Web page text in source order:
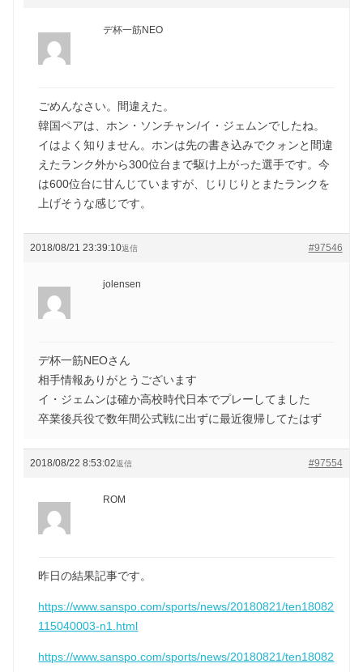
デ杯一筋NEO
ごめんなさい。間違えた。
韓国ペアは、ホン・ソンチャン/イ・ジェムンでしたね。
イはよく知りません。ホンは先の書き込みでクォンと間違
えたランク外から300位台まで駆け上がった選手です。今
は600位台に甘んじていますが、じりじりとまたランクを
上げそうな感じです。
2018/08/21 23:39:10 #97546
返信
jolensen
デ杯一筋NEOさん
相手情報ありがとうございます
イ・ジェムンは確か高校時代日本でプレーしてました
卒業後兵役で数年間公式戦に出ずに最近復帰してたはず
2018/08/22 8:53:02 #97554
返信
ROM
昨日の結果記事です。
https://www.sanspo.com/sports/news/20180821/ten18082
115040003-n1.html
https://www.sanspo.com/sports/news/20180821/ten18082